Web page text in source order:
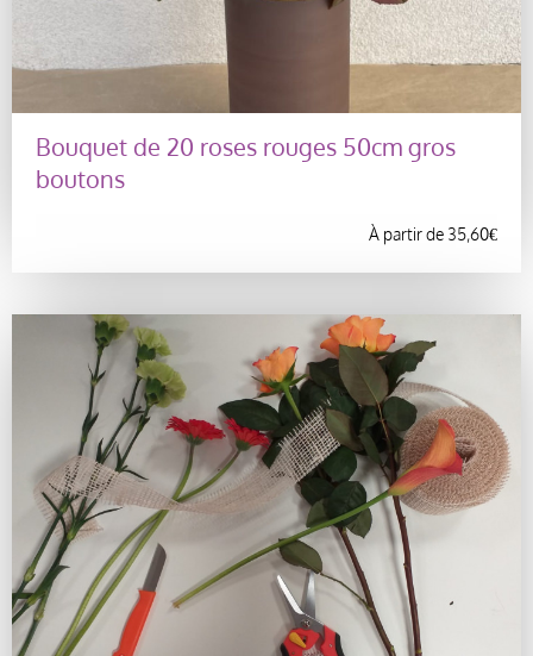
Bouquet de 20 roses rouges 50cm gros
boutons
À partir de 35,60€